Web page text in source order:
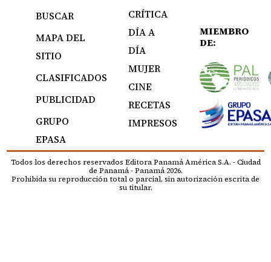
BUSCAR
MAPA DEL
SITIO
CLASIFICADOS
PUBLICIDAD
GRUPO
EPASA
CRÍTICA
DÍA A
DÍA
MUJER
CINE
RECETAS
IMPRESOS
MIEMBRO
DE:
Todos los derechos reservados Editora Panamá América S.A. - Ciudad
de Panamá - Panamá 2026.
Prohibida su reproducción total o parcial, sin autorización escrita de
su titular.